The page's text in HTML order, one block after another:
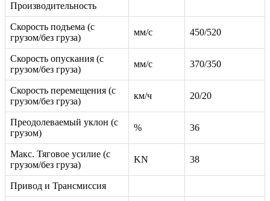
Производительность
Скорость подъема (с
грузом/без груза)
мм/с 450/520
Скорость опускания (с
грузом/без груза)
мм/с 370/350
Скорость перемещения (с
грузом/без груза)
км/ч 20/20
Преодолеваемый уклон (с
грузом)
% 36
Макс. Тяговое усилие (с
грузом/без груза)
KN 38
Привод и Трансмиссия